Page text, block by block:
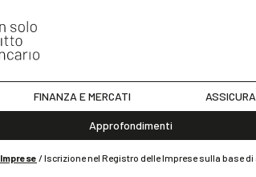
FINANZA E MERCATI
Approfondimenti
Imprese /Iscrizione nel Registro delle Imprese sulla base